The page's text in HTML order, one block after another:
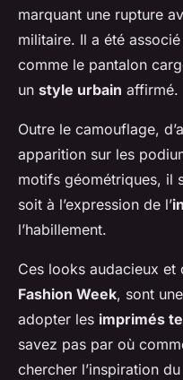
marquant une rupture
militaire. Il a été
comme le pantalon
un style urbain affirmé.
Outre le camouflage,
apparition sur les
motifs géométriques, il
soit à l’expression de l’
l’habillement.
Ces looks audacieux
Fashion Week, sont
adopter les imprimés
savez pas par où
chercher l’inspiration